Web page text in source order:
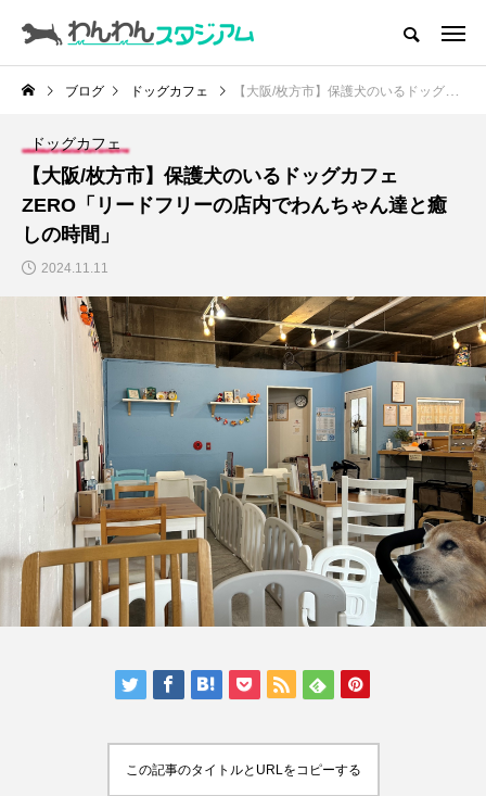
CATEGORY
ドッグラン
ドッグカフェ
愛犬とおでかけ (公園･施設etc)
愛犬と旅行
トリミングサロン
動物病院
トップページ
人気の記事ランキング
メンバー
会社概要
プライバシーポリシー
ブログ ドッグカフェ 【大阪/枚方市】保護犬のいるドッグカフェZERO「リードフリーの店内でわんちゃん達と癒しの時間」
ドッグカフェ
【大阪/枚方市】保護犬のいるドッグカフェ
ZERO「リードフリーの店内でわんちゃん達と癒
しの時間」
2024.11.11
この記事のタイトルとURLをコピーする